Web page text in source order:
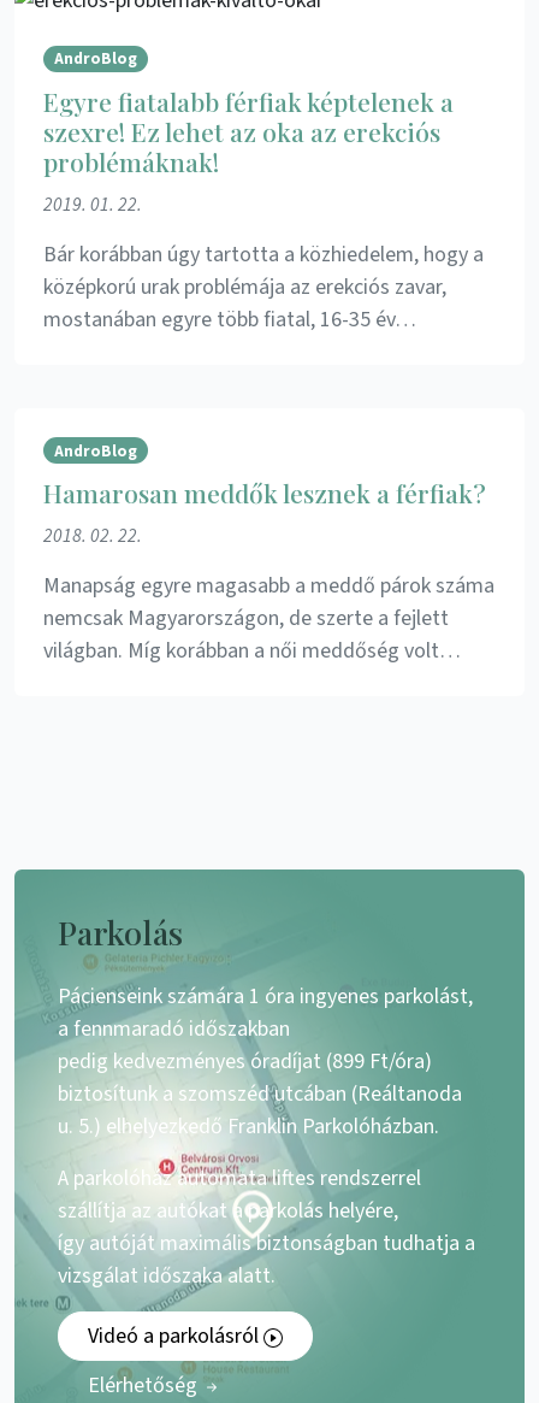
AndroBlog
Egyre fiatalabb férfiak képtelenek a
szexre! Ez lehet az oka az erekciós
problémáknak!
2019. 01. 22.
Bár korábban úgy tartotta a közhiedelem, hogy a
középkorú urak problémája az erekciós zavar,
mostanában egyre több fiatal, 16-35 év…
AndroBlog
Hamarosan meddők lesznek a férfiak?
2018. 02. 22.
Manapság egyre magasabb a meddő párok száma
nemcsak Magyarországon, de szerte a fejlett
világban. Míg korábban a női meddőség volt…
Parkolás
Pácienseink számára 1 óra ingyenes parkolást,
a fennmaradó időszakban
pedig kedvezményes óradíjat (899 Ft/óra)
biztosítunk a szomszéd utcában (Reáltanoda
u. 5.) elhelyezkedő Franklin Parkolóházban.
A parkolóház automata liftes rendszerrel
szállítja az autókat a parkolás helyére,
így autóját maximális biztonságban tudhatja a
vizsgálat időszaka alatt.
Videó a parkolásról
Elérhetőség